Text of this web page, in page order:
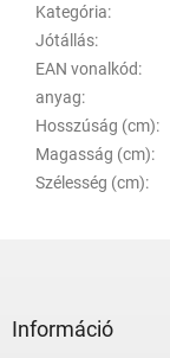
Kategória:
Jótállás:
EAN vonalkód:
anyag:
Hosszúság (cm):
Magasság (cm):
Szélesség (cm):
Információ